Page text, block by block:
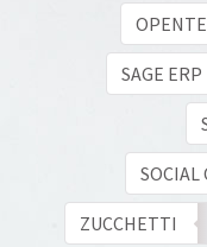
SAGE ERP
SOCIAL
ZUCCHETTI